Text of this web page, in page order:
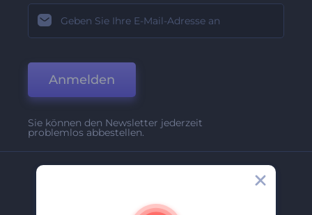
Anmelden
Sie können den Newsletter jederzeit
problemlos abbestellen.